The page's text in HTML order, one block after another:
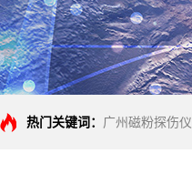
热门关键词： 广州磁粉探伤仪